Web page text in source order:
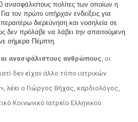
ανασφάλιστους πολίτες των οποίων η
τον πρώτο υπήρχαν ενδείξεις για
διερεύνηση και νοσηλεία σε
δεν πρόλαβε να λάβει την απαιτούμενη
σήμερα Πέμπτη.
ανασφάλιστους ανθρώπους, οι
δεν είχαν άλλο τόπο ιατρικών
λέει ο Γιώργος Βήχας, καρδιολόγος,
Κοινωνικό Ιατρείο Ελληνικού.